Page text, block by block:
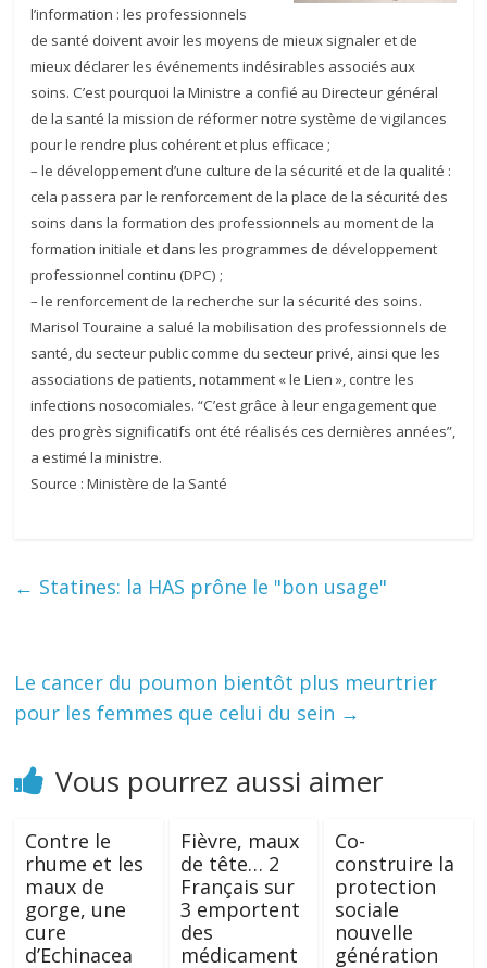
l’information : les professionnels
de santé doivent avoir les moyens de mieux signaler et de
mieux déclarer les événements indésirables associés aux
soins. C’est pourquoi la Ministre a confié au Directeur général
de la santé la mission de réformer notre système de vigilances
pour le rendre plus cohérent et plus efficace ;
– le développement d’une culture de la sécurité et de la qualité :
cela passera par le renforcement de la place de la sécurité des
soins dans la formation des professionnels au moment de la
formation initiale et dans les programmes de développement
professionnel continu (DPC) ;
– le renforcement de la recherche sur la sécurité des soins.
Marisol Touraine a salué la mobilisation des professionnels de
santé, du secteur public comme du secteur privé, ainsi que les
associations de patients, notamment « le Lien », contre les
infections nosocomiales. “C’est grâce à leur engagement que
des progrès significatifs ont été réalisés ces dernières années”,
a estimé la ministre.
Source : Ministère de la Santé
← Statines: la HAS prône le "bon usage"
Le cancer du poumon bientôt plus meurtrier
pour les femmes que celui du sein →
Vous pourrez aussi aimer
Contre le
rhume et les
maux de
gorge, une
cure
d’Echinacea
Fièvre, maux
de tête… 2
Français sur
3 emportent
des
médicament
Co-
construire la
protection
sociale
nouvelle
génération